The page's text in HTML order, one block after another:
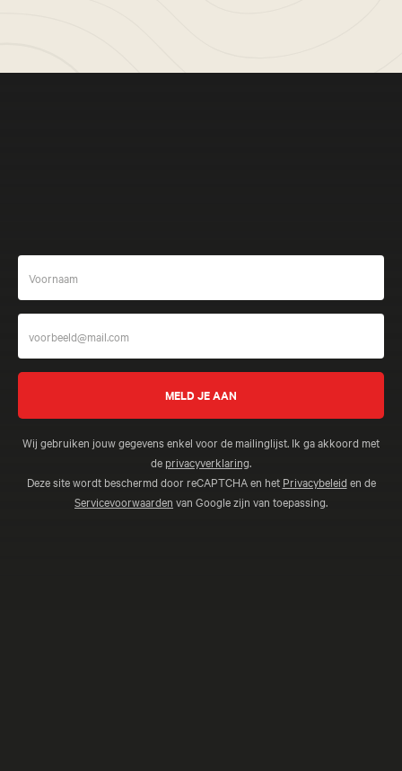
Wij gebruiken jouw gegevens enkel voor de mailinglijst. Ik ga akkoord met
de privacyverklaring.
Deze site wordt beschermd door reCAPTCHA en het Privacybeleid en de
Servicevoorwaarden van Google zijn van toepassing.